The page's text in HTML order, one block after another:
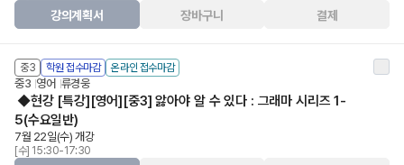
강의계획서 장바구니 결제
중3 학원 접수마감 온라인 접수마감
중3 영어 류경웅
◆현강 [특강][영어][중3] 앓아야 알 수 있다 : 그래마 시리즈 1-
5(수요일반)
7월 22일(수) 개강
[수] 15:30-17:30